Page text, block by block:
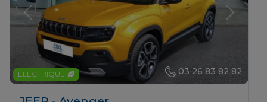
Previous Next
ELECTRIQUE 03 26 83 82 82